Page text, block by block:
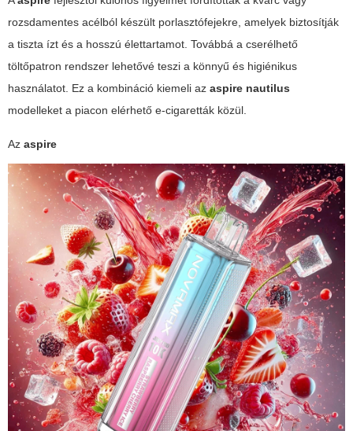
rozsdamentes acélból készült porlasztófejekre, amelyek biztosítják
a tiszta ízt és a hosszú élettartamot. Továbbá a cserélhető
töltőpatron rendszer lehetővé teszi a könnyű és higiénikus
használatot. Ez a kombináció kiemeli az aspire nautilus
modelleket a piacon elérhető e-cigaretták közül.
Az aspire